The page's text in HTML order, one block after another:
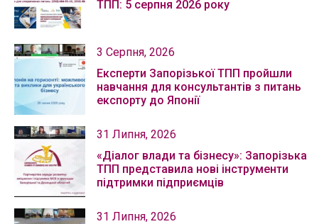
ТПП: 5 серпня 2026 року
3 Серпня, 2026
Експерти Запорізької ТПП пройшли
навчання для консультантів з питань
експорту до Японії
31 Липня, 2026
«Діалог влади та бізнесу»: Запорізька
ТПП представила нові інструменти
підтримки підприємців
31 Липня, 2026